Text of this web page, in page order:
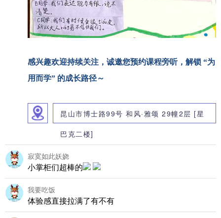
感兴趣欢迎持续关注，诚邀您预约课程旁听，解锁 “为
用而学” 的成长路径～
昆山市博士路99号 和风·雅颂 29幢2层 [星
巴克二楼]
寂寞如此妖娆
小掌柜们超棒的
我要吃饭
体验感直接拉满了有不有